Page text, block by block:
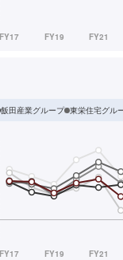
飯田産業グループ 東栄住宅グル